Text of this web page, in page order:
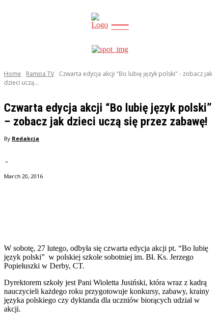
news
Home Rampa TV
Czwarta edycja akcji "Bo lubię język polski" - zobacz jak
dzieci uczą...
Czwarta edycja akcji “Bo lubię język polski”
– zobacz jak dzieci uczą się przez zabawę!
By Redakcja
-
March 20, 2016
W sobotę, 27 lutego, odbyła się czwarta edycja akcji pt. “Bo lubię
język polski” w polskiej szkole sobotniej im. Bł. Ks. Jerzego
Popiełuszki w Derby, CT.
Dyrektorem szkoły jest Pani Wioletta Jusiński, która wraz z kadrą
nauczycieli każdego roku przygotowuje konkursy, zabawy, krainy
języka polskiego czy dyktanda dla uczniów biorących udział w
akcji.